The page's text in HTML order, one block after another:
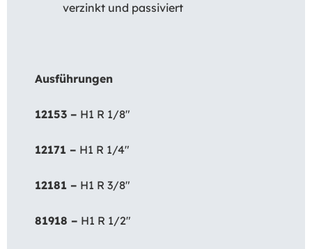
verzinkt und passiviert
Ausführungen
12153 – H1 R 1/8″
12171 – H1 R 1/4″
12181 – H1 R 3/8″
81918 – H1 R 1/2″